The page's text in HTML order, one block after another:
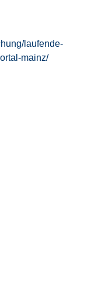
laufende-
mainz/